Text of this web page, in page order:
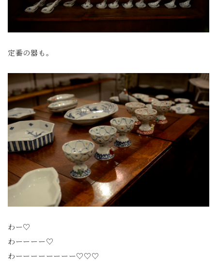
定番の器も。
わー♡
わーーーー♡
わーーーーーーーー♡♡♡